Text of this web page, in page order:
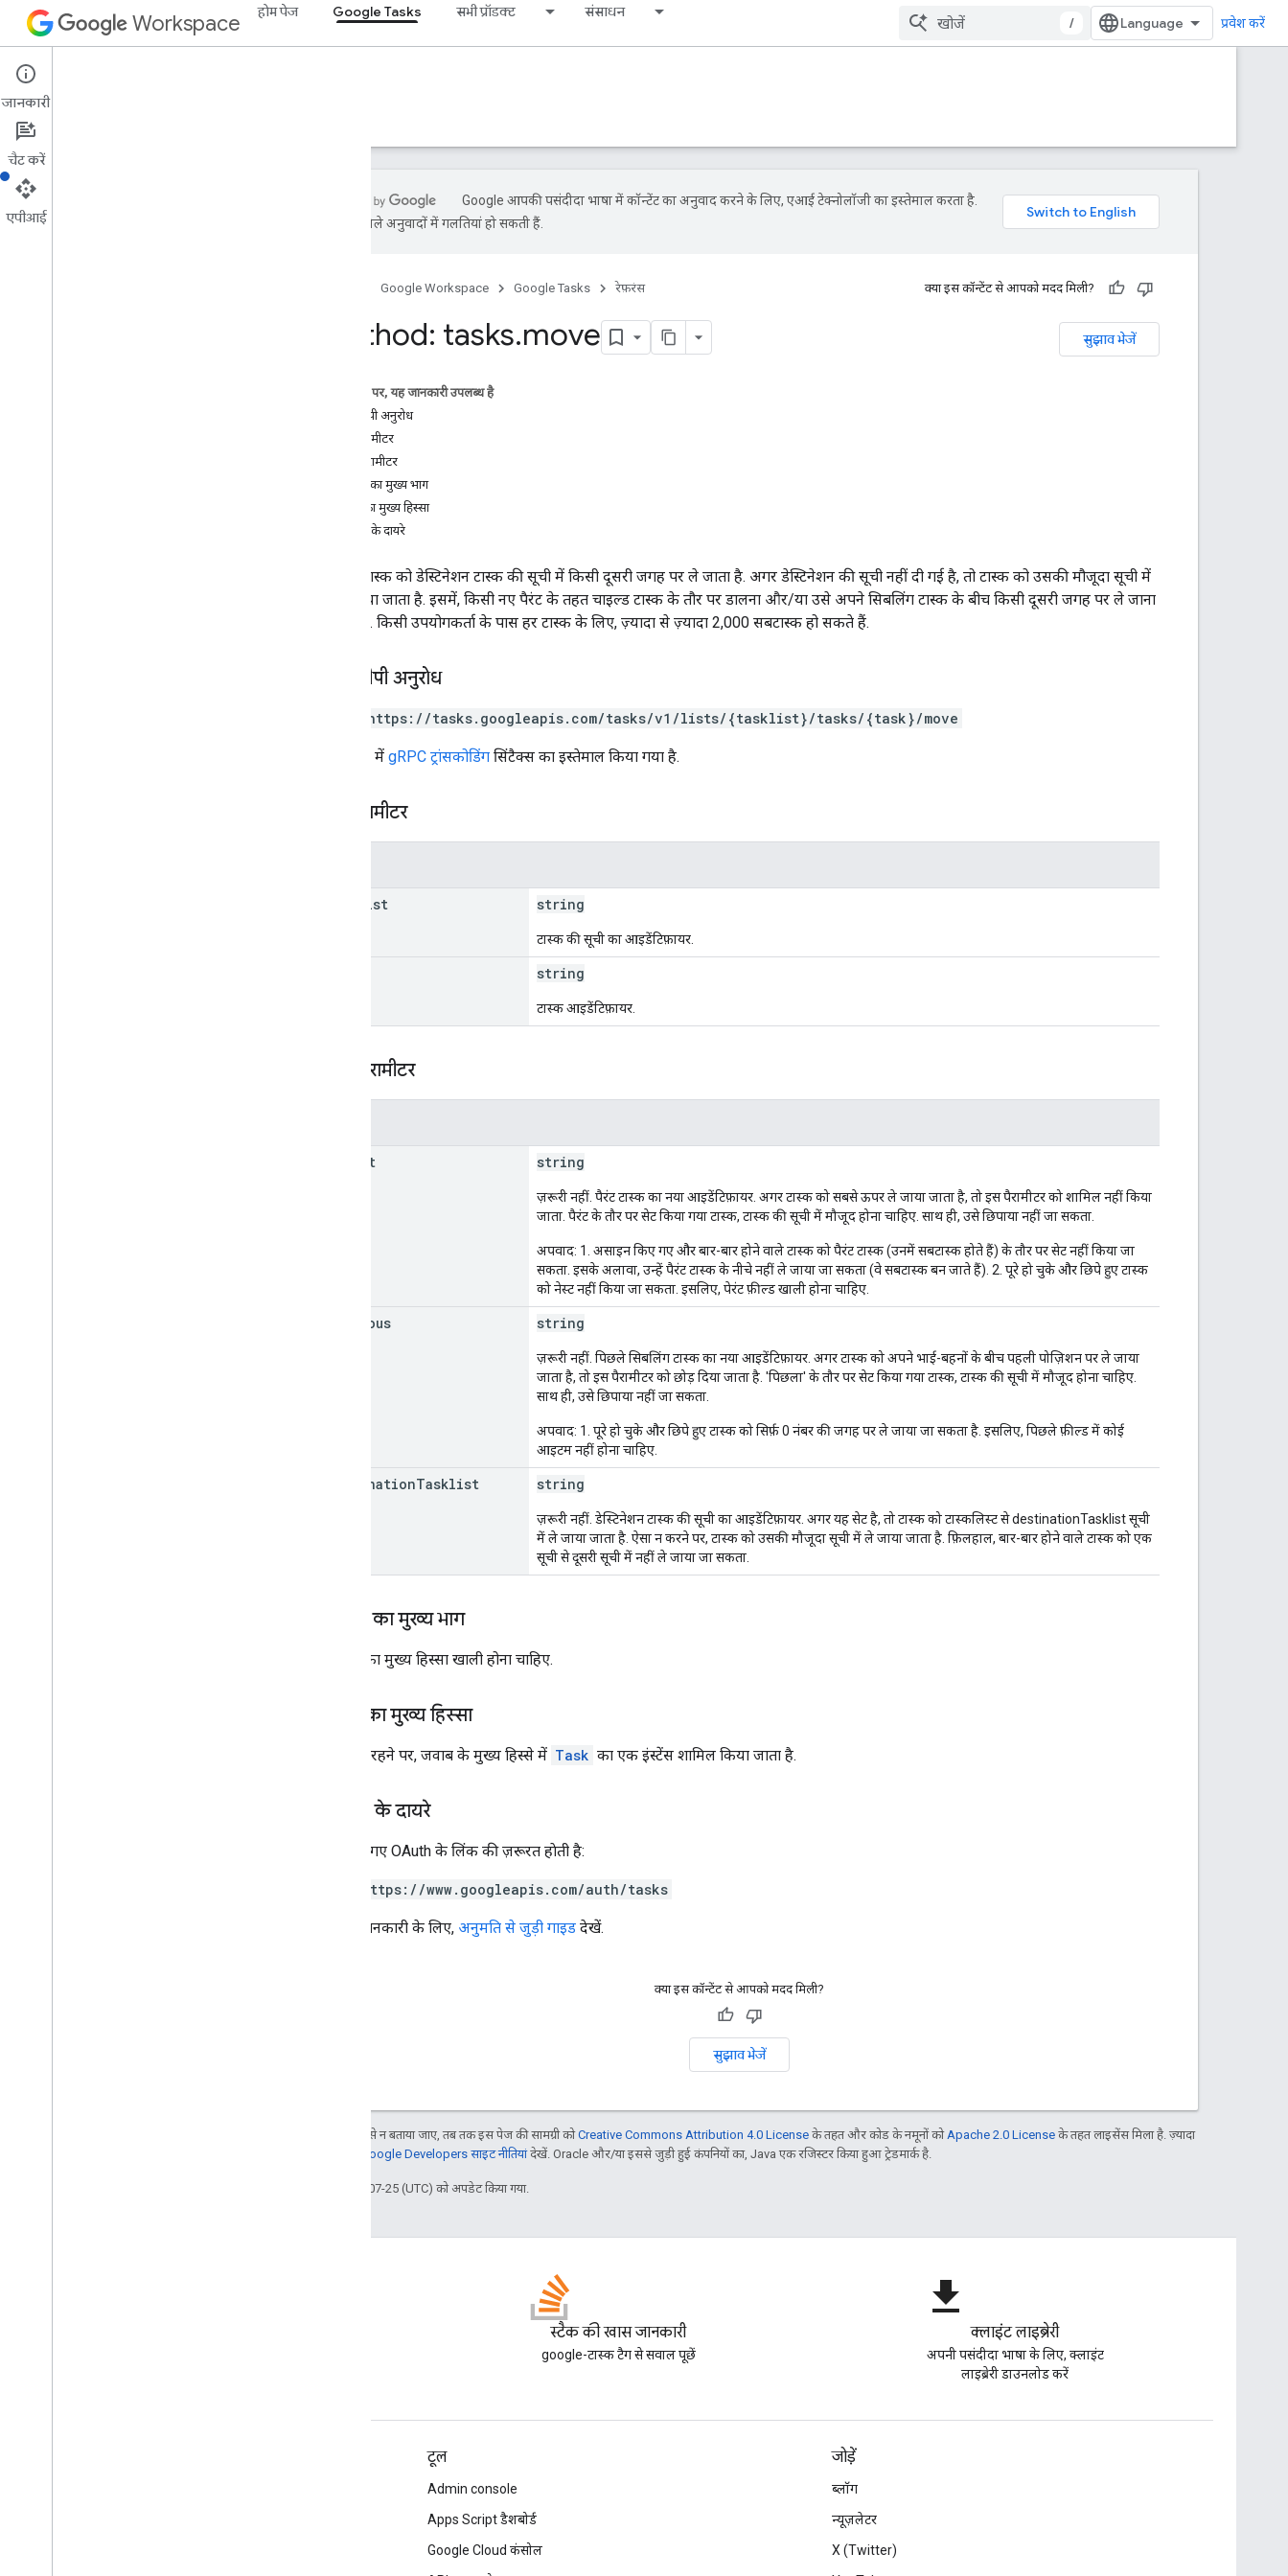
Workspace होम पेज Google Tasks सभी प्रॉडक्ट संसाधन
/ प्रवेश करें
Google Tasks
खास जानकारी
Google आपकी पसंदीदा भाषा में कॉन्टेंट का अनुवाद करने के लिए, एआई टेक्नोलॉजी का इस्तेमाल करता है.
एआई से मिले अनुवादों में गलतियां हो सकती हैं.
Google Workspace Google Tasks रेफ़रंस क्या इस कॉन्टेंट से आपको मदद मिली?
सुझाव भेजें
Method: tasks.move
इस पेज पर, यह जानकारी उपलब्ध है
एचटीटीपी अनुरोध
पाथ पैरामीटर
क्वेरी पैरामीटर
अनुरोध का मुख्य भाग
जवाब का मुख्य हिस्सा
अनुमति के दायरे
चुने गए टास्क को डेस्टिनेशन टास्क की सूची में किसी दूसरी जगह पर ले जाता है. अगर डेस्टिनेशन की सूची नहीं दी गई है, तो टास्क को उसकी मौजूदा सूची में
ही ले जाया जाता है. इसमें, किसी नए पैरंट के तहत चाइल्ड टास्क के तौर पर डालना और/या उसे अपने सिबलिंग टास्क के बीच किसी दूसरी जगह पर ले जाना
शामिल है. किसी उपयोगकर्ता के पास हर टास्क के लिए, ज़्यादा से ज़्यादा 2,000 सबटास्क हो सकते हैं.
एचटीटीपी अनुरोध
POST https://tasks.googleapis.com/tasks/v1/lists/{tasklist}/tasks/{task}/move
यूआरएल में gRPC ट्रांसकोडिंग सिंटैक्स का इस्तेमाल किया गया है.
पाथ पैरामीटर
tasklist string
टास्क की सूची का आइडेंटिफ़ायर.
string
टास्क आइडेंटिफ़ायर.
क्वेरी पैरामीटर
parent string
ज़रूरी नहीं. पैरंट टास्क का नया आइडेंटिफ़ायर. अगर टास्क को सबसे ऊपर ले जाया जाता है, तो इस पैरामीटर को शामिल नहीं किया
जाता. पैरंट के तौर पर सेट किया गया टास्क, टास्क की सूची में मौजूद होना चाहिए. साथ ही, उसे छिपाया नहीं जा सकता.
अपवाद: 1. असाइन किए गए और बार-बार होने वाले टास्क को पैरंट टास्क (उनमें सबटास्क होते हैं) के तौर पर सेट नहीं किया जा
सकता. इसके अलावा, उन्हें पैरंट टास्क के नीचे नहीं ले जाया जा सकता (वे सबटास्क बन जाते हैं). 2. पूरे हो चुके और छिपे हुए टास्क
को नेस्ट नहीं किया जा सकता. इसलिए, पेरंट फ़ील्ड खाली होना चाहिए.
previous string
ज़रूरी नहीं. पिछले सिबलिंग टास्क का नया आइडेंटिफ़ायर. अगर टास्क को अपने भाई-बहनों के बीच पहली पोज़िशन पर ले जाया
जाता है, तो इस पैरामीटर को छोड़ दिया जाता है. 'पिछला' के तौर पर सेट किया गया टास्क, टास्क की सूची में मौजूद होना चाहिए.
साथ ही, उसे छिपाया नहीं जा सकता.
अपवाद: 1. पूरे हो चुके और छिपे हुए टास्क को सिर्फ़ 0 नंबर की जगह पर ले जाया जा सकता है. इसलिए, पिछले फ़ील्ड में कोई
आइटम नहीं होना चाहिए.
destinationTasklist string
ज़रूरी नहीं. डेस्टिनेशन टास्क की सूची का आइडेंटिफ़ायर. अगर यह सेट है, तो टास्क को टास्कलिस्ट से destinationTasklist सूची
में ले जाया जाता है. ऐसा न करने पर, टास्क को उसकी मौजूदा सूची में ले जाया जाता है. फ़िलहाल, बार-बार होने वाले टास्क को एक
सूची से दूसरी सूची में नहीं ले जाया जा सकता.
अनुरोध का मुख्य भाग
अनुरोध का मुख्य हिस्सा खाली होना चाहिए.
जवाब का मुख्य हिस्सा
कामयाब रहने पर, जवाब के मुख्य हिस्से में Task का एक इंस्टेंस शामिल किया जाता है.
अनुमति के दायरे
नीचे दिए गए OAuth के लिंक की ज़रूरत हाेती है:
https://www.googleapis.com/auth/tasks
ज़्यादा जानकारी के लिए, अनुमति से जुड़ी गाइड देखें.
क्या इस कॉन्टेंट से आपको मदद मिली?
सुझाव भेजें
जब तक कुछ अलग से न बताया जाए, तब तक इस पेज की सामग्री कोCreative Commons Attribution 4.0 License के तहत और कोड के नमूनों को Apache 2.0 License के तहत लाइसेंस मिला है. ज़्यादा
Google Developers साइट नीतियांदेखें. Oracle और/या इससे जुड़ी हुई कंपनियों का, Java एक रजिस्टर किया हुआ ट्रेडमार्क है.
आखिरी बार 2025-07-25 (UTC) को अपडेट किया गया.
स्टैक की खास जानकारी
google-टास्क टैग से सवाल पूछें
file_download
क्लाइंट लाइब्रेरी
अपनी पसंदीदा भाषा के लिए, क्लाइंट
लाइब्रेरी डाउनलोड करें
टूल
Admin console
Apps Script डैशबोर्ड
Google Cloud कंसोल
जोड़ें
ब्लॉग
न्यूज़लेटर
X (Twitter)
जानकारी
चैट करें
एपीआई